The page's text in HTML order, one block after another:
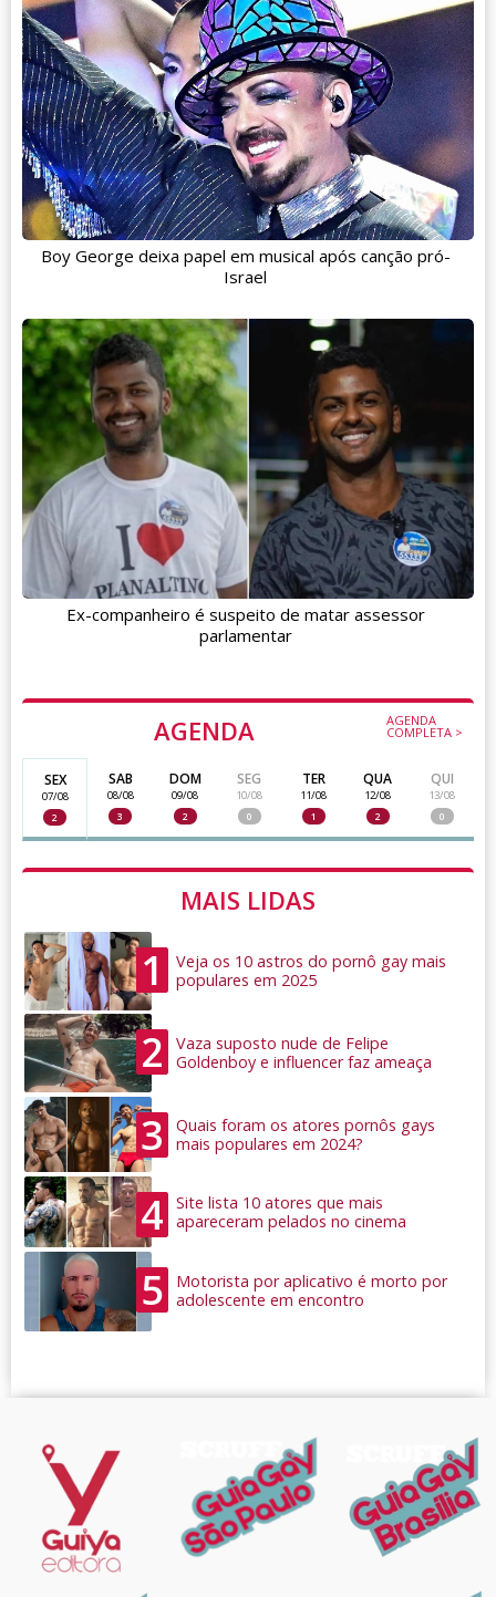
AGENDA AGENDA
COMPLETA >
SEX
07/08
2
SAB
08/08
3
DOM
09/08
2
SEG
10/08
0
TER
11/08
1
QUA
12/08
2
QUI
13/08
0
MAIS LIDAS
1
Veja os 10 astros do pornô gay mais
populares em 2025
2
Vaza suposto nude de Felipe
Goldenboy e influencer faz ameaça
3
Quais foram os atores pornôs gays
mais populares em 2024?
4
Site lista 10 atores que mais
apareceram pelados no cinema
5
Motorista por aplicativo é morto por
adolescente em encontro
Boy George deixa papel em musical após canção pró-
Israel
Ex-companheiro é suspeito de matar assessor
parlamentar